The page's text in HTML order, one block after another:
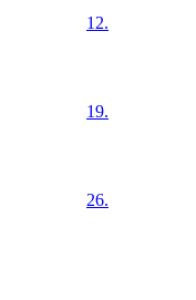
12.
19.
26.